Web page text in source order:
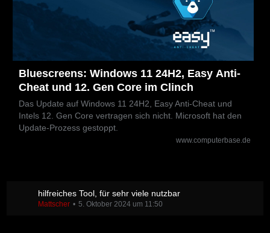
Bluescreens: Windows 11 24H2, Easy Anti-
Cheat und 12. Gen Core im Clinch
Das Update auf Windows 11 24H2, Easy Anti-Cheat und
Intels 12. Gen Core vertragen sich nicht. Microsoft hat den
Update-Prozess gestoppt.
www.computerbase.de
hilfreiches Tool, für sehr viele nutzbar
Mattscher 5. Oktober 2024 um 11:50